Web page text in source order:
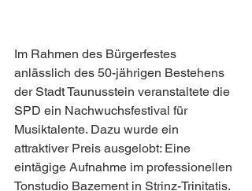
Im Rahmen des Bürgerfestes
anlässlich des 50-jährigen Bestehens
der Stadt Taunusstein veranstaltete die
SPD ein Nachwuchsfestival für
Musiktalente. Dazu wurde ein
attraktiver Preis ausgelobt: Eine
eintägige Aufnahme im professionellen
Tonstudio Bazement in Strinz-Trinitatis.